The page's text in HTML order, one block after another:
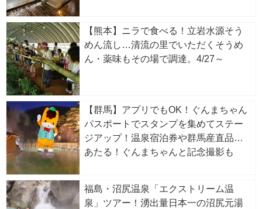
【熊本】ニラで食べる！立岩水源そう
めん流し…清流の里でいただくそうめ
ん・薬味もその場で調達。4/27～
【群馬】アプリでもOK！ぐんまちゃん
パスポートでスタンプを集めてステー
ジアップ！温泉宿泊券や群馬産直品が
あたる！ぐんまちゃんと記念撮影も
福島・沼尻温泉「エクストリーム温
泉」ツアー！湧出量日本一の沼尻元湯